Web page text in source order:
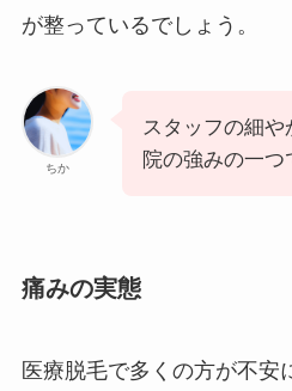
が整っているでしょう。
ちか
スタッフの細や
院の強みの一つ
痛みの実態
医療脱毛で多くの方が不安